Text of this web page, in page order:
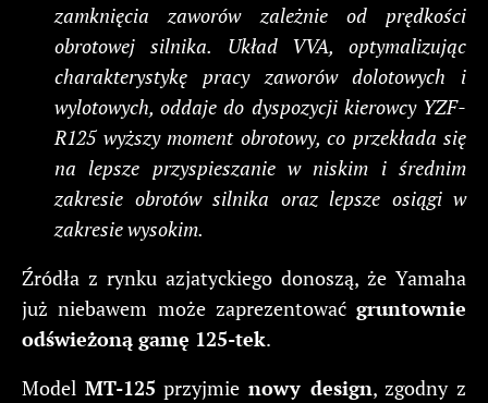
zamknięcia zaworów zależnie od prędkości
obrotowej silnika. Układ VVA, optymalizując
charakterystykę pracy zaworów dolotowych i
wylotowych, oddaje do dyspozycji kierowcy YZF-
R125 wyższy moment obrotowy, co przekłada się
na lepsze przyspieszanie w niskim i średnim
zakresie obrotów silnika oraz lepsze osiągi w
zakresie wysokim.
Źródła z rynku azjatyckiego donoszą, że Yamaha
już niebawem może zaprezentować gruntownie
odświeżoną gamę 125-tek.
Model MT-125 przyjmienowy design, zgodny z